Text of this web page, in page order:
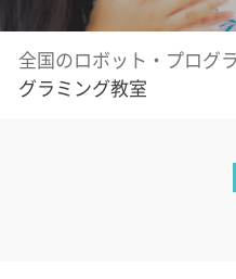
全国のロボット・プログ
グラミング教室